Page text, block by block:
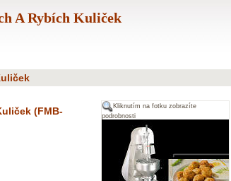
A Rybích Kuliček
Kliknutím na fotku zobrazíte
podrobnosti
(FMB-